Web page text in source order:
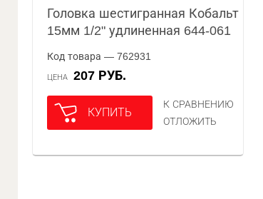
Головка шестигранная Кобальт
15мм 1/2" удлиненная 644-061
Код товара — 762931
ЦЕНА 207 РУБ.
КУПИТЬ
К СРАВНЕНИЮ
ОТЛОЖИТЬ